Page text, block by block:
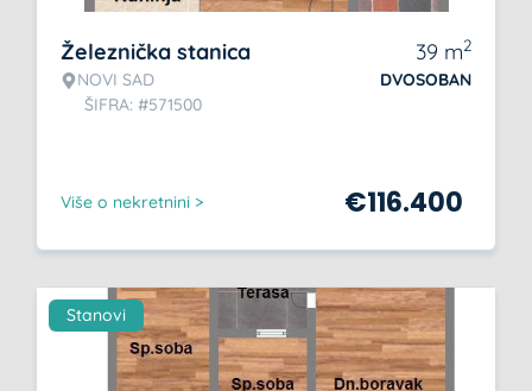
Železnička stanica
NOVI SAD
ŠIFRA: #571500
39 m2
DVOSOBAN
Više o nekretnini > €116.400
Stanovi